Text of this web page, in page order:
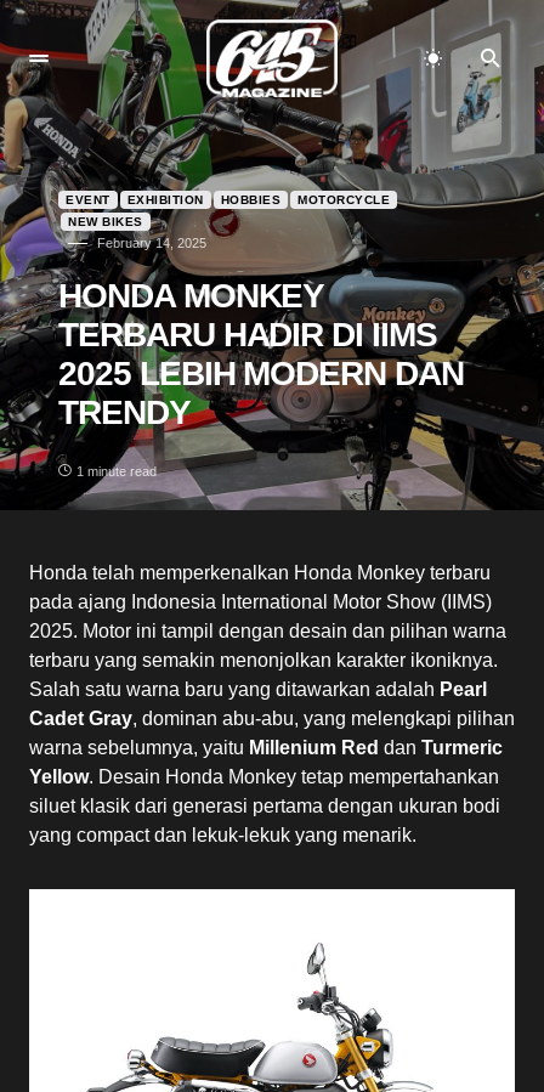
EVENT EXHIBITION HOBBIES
MOTORCYCLE
NEW BIKES
February 14, 2025
HONDA MONKEY
TERBARU HADIR DI IIMS
2025 LEBIH MODERN DAN
TRENDY
1 minute read
Honda telah memperkenalkan Honda Monkey terbaru
pada ajang Indonesia International Motor Show (IIMS)
2025. Motor ini tampil dengan desain dan pilihan warna
terbaru yang semakin menonjolkan karakter ikoniknya.
Salah satu warna baru yang ditawarkan adalah Pearl
Cadet Gray, dominan abu-abu, yang melengkapi pilihan
warna sebelumnya, yaitu Millenium Red dan Turmeric
Yellow. Desain Honda Monkey tetap mempertahankan
siluet klasik dari generasi pertama dengan ukuran bodi
yang compact dan lekuk-lekuk yang menarik.